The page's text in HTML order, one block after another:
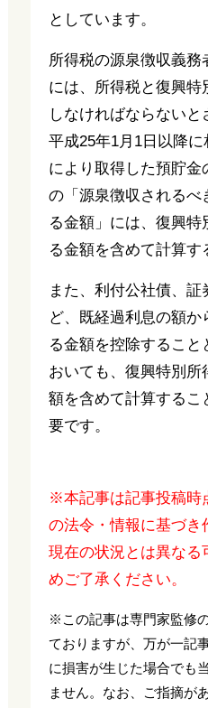
としています。
所得税の源泉徴収義
には、所得税と復興
しなければならないと
平成25年1月1日以降
により取得した預貯
の「源泉徴収されるべ
る金額」には、復興
る金額を含めて計算す
また、利付公社債、
ど、既経過利息の額
る金額を控除するこ
おいても、復興特別
額を含めて計算する
要です。
※本記事は記事投稿時
の法令・情報に基づき
現在の状況とは異な
めご了承ください。
※この記事は専門家監修
ておりますが、万が一記
に損害が生じた場合でも
ません。なお、ご指摘が